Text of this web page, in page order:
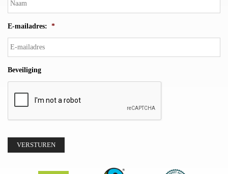
E-mailadres: *
Beveiliging
VERSTUREN